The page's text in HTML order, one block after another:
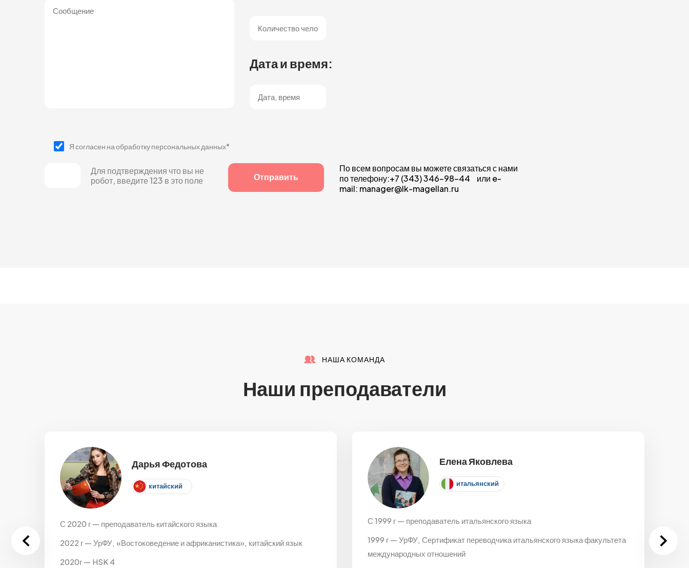
Дата и время:
Я согласен на обработку персональных данных*
Для подтверждения что вы не
робот, введите 123 в это поле
По всем вопросам вы можете связаться с нами
по телефону:+7 (343) 346-98-44 или e-
mail: manager@lk-magellan.ru
НАША КОМАНДА
Наши преподаватели
Дарья Федотова
китайский
С 2020 г — преподаватель китайского языка
2022 г — УрФУ, «Востоковедение и африканистика», китайский язык
2020г — HSK 4
Елена Яковлева
итальянский
С 1999 г — преподаватель итальянского языка
1999 г — УрФУ, Сертификат переводчика итальянского языка факультета
международных отношений